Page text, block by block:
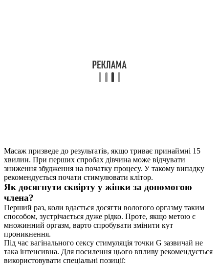
Масаж призведе до результатів, якщо триває принаймні 15
хвилин. При перших спробах дівчина може відчувати
зниження збудження на початку процесу. У такому випадку
рекомендується почати стимулювати клітор.
Як досягнути сквірту у жінки за допомогою
члена?
Перший раз, коли вдається досягти вологого оргазму таким
способом, зустрічається дуже рідко. Проте, якщо метою є
множинний оргазм, варто спробувати змінити кут
проникнення.
Під час вагінального сексу стимуляція точки G зазвичай не
така інтенсивна. Для посилення цього впливу рекомендується
використовувати спеціальні позиції: